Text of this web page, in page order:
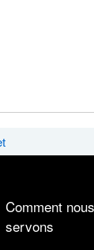
Comment nous
servons